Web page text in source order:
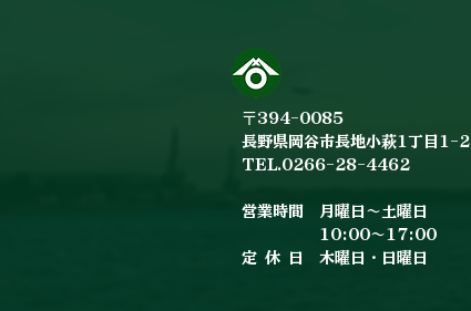
〒394-0085
長野県岡谷市長地小萩1丁目1-2
TEL.0266-28-4462
営業時間 月曜日～土曜日
10:00～17:00
定休
日 木曜日・日曜日